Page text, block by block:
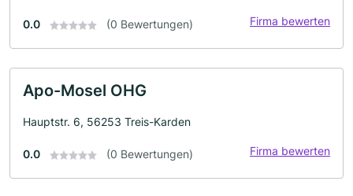
0.0 (0 Bewertungen) Firma bewerten
Apo-Mosel OHG
Hauptstr. 6, 56253 Treis-Karden
0.0 (0 Bewertungen) Firma bewerten